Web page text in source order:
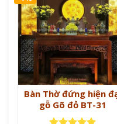
Bàn Thờ đứng hiện
gỗ Gõ đỏ BT-31